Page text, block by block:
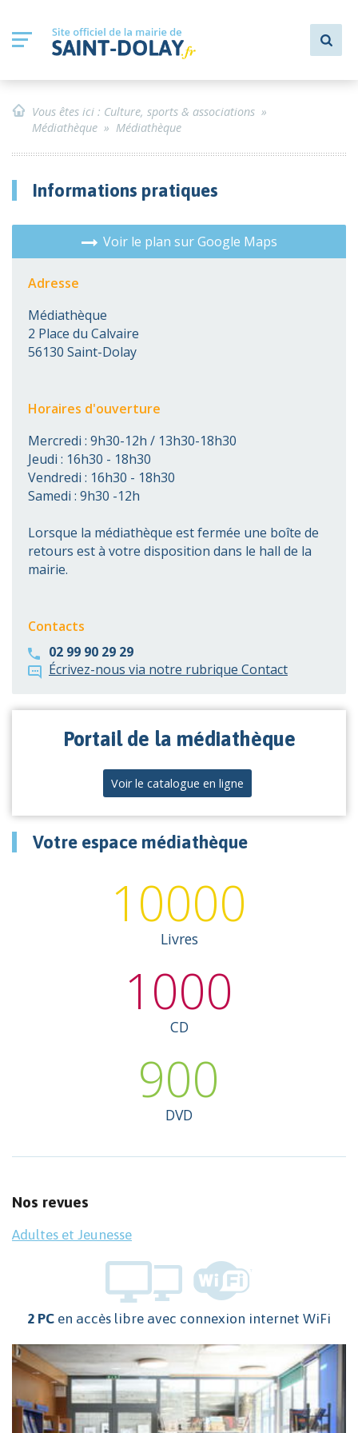
Vous êtes ici : Culture, sports & associations »
Médiathèque » Médiathèque
Informations pratiques
Voir le plan sur Google Maps
Adresse
Médiathèque
2 Place du Calvaire
56130 Saint-Dolay
Horaires d'ouverture
Mercredi : 9h30-12h / 13h30-18h30
Jeudi : 16h30 - 18h30
Vendredi : 16h30 - 18h30
Samedi : 9h30 -12h
Lorsque la médiathèque est fermée une boîte de
retours est à votre disposition dans le hall de la
mairie.
Contacts
02 99 90 29 29
Écrivez-nous via notre rubrique Contact
Portail de la médiathèque
Voir le catalogue en ligne
Votre espace médiathèque
10000
Livres
1000
CD
900
DVD
Nos revues
Adultes et Jeunesse
2 PC en accès libre avec connexion internet WiFi